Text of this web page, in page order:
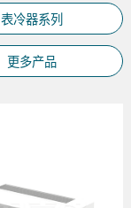
表冷器系列
更多产品